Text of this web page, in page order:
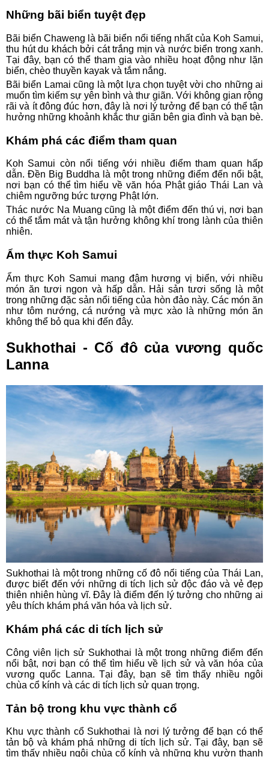
Những bãi biển tuyệt đẹp
Bãi biển Chaweng là bãi biển nổi tiếng nhất của Koh Samui,
thu hút du khách bởi cát trắng mịn và nước biển trong xanh.
Tại đây, bạn có thể tham gia vào nhiều hoạt động như lặn
biển, chèo thuyền kayak và tắm nắng.
Bãi biển Lamai cũng là một lựa chọn tuyệt vời cho những ai
muốn tìm kiếm sự yên bình và thư giãn. Với không gian rộng
rãi và ít đông đúc hơn, đây là nơi lý tưởng để bạn có thể tận
hưởng những khoảnh khắc thư giãn bên gia đình và bạn bè.
Khám phá các điểm tham quan
Koh Samui còn nổi tiếng với nhiều điểm tham quan hấp
dẫn. Đền Big Buddha là một trong những điểm đến nổi bật,
nơi bạn có thể tìm hiểu về văn hóa Phật giáo Thái Lan và
chiêm ngưỡng bức tượng Phật lớn.
Thác nước Na Muang cũng là một điểm đến thú vị, nơi bạn
có thể tắm mát và tận hưởng không khí trong lành của thiên
nhiên.
Ẩm thực Koh Samui
Ẩm thực Koh Samui mang đậm hương vị biển, với nhiều
món ăn tươi ngon và hấp dẫn. Hải sản tươi sống là một
trong những đặc sản nổi tiếng của hòn đảo này. Các món ăn
như tôm nướng, cá nướng và mực xào là những món ăn
không thể bỏ qua khi đến đây.
Sukhothai - Cố đô của vương quốc
Lanna
Sukhothai là một trong những cố đô nổi tiếng của Thái Lan,
được biết đến với những di tích lịch sử độc đáo và vẻ đẹp
thiên nhiên hùng vĩ. Đây là điểm đến lý tưởng cho những ai
yêu thích khám phá văn hóa và lịch sử.
Khám phá các di tích lịch sử
Công viên lịch sử Sukhothai là một trong những điểm đến
nổi bật, nơi bạn có thể tìm hiểu về lịch sử và văn hóa của
vương quốc Lanna. Tại đây, bạn sẽ tìm thấy nhiều ngôi
chùa cổ kính và các di tích lịch sử quan trọng.
Tản bộ trong khu vực thành cổ
Khu vực thành cổ Sukhothai là nơi lý tưởng để bạn có thể
tản bộ và khám phá những di tích lịch sử. Tại đây, bạn sẽ
tìm thấy nhiều ngôi chùa cổ kính và những khu vườn thanh